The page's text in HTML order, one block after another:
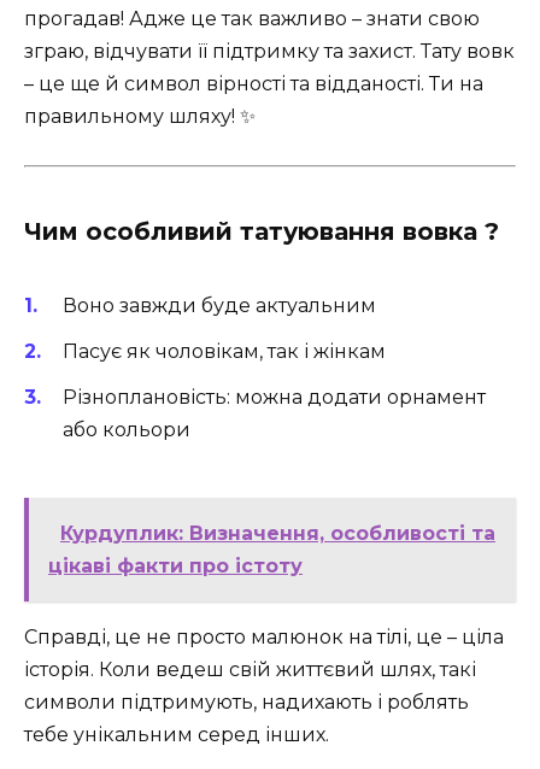
прогадав! Адже це так важливо – знати свою
зграю, відчувати її підтримку та захист. Тату вовк
– це ще й символ вірності та відданості. Ти на
правильному шляху! ✨
Чим особливий татуювання вовка ?
Воно завжди буде актуальним
Пасує як чоловікам, так і жінкам
Різноплановість: можна додати орнамент
або кольори
Курдуплик: Визначення, особливості та
цікаві факти про істоту
Справді, це не просто малюнок на тілі, це – ціла
історія. Коли ведеш свій життєвий шлях, такі
символи підтримують, надихають і роблять
тебе унікальним серед інших.